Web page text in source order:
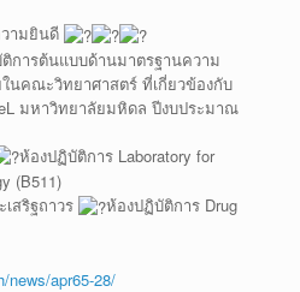
ามยินดี
การต้นแบบด้านมาตรฐานความ
นคณะวิทยาศาสตร์ ที่เกี่ยวข้องกับ
มหาวิทยาลัยมหิดล ปีงบประมาณ
ห้องปฏิบัติการ Laboratory for
(B511)
สริฐถาวร
ห้องปฏิบัติการ Drug
news/apr65-28/